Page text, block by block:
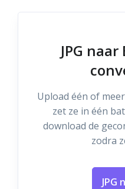
JPG
Upload één of
zet ze in één
download de
zodra
JPG